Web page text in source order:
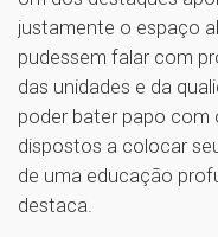
justamente o espaço
pudessem falar com
das unidades e da
poder bater papo com
dispostos a colocar
de uma educação
destaca.